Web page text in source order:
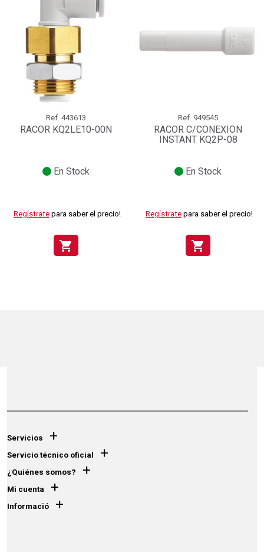
Ref. 443613
RACOR KQ2LE10-00N
En Stock
Regístrate para saber el precio!
shopping_cart
Ref. 949545
RACOR C/CONEXION
INSTANT KQ2P-08
En Stock
Regístrate para saber el precio!
shopping_cart
Servicios +
Servicio técnico oficial +
¿Quiénes somos? +
Mi cuenta +
Informació +